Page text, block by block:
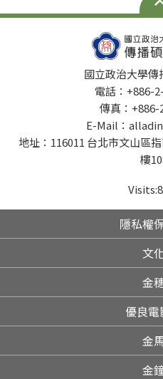
國立政治大學傳
電話：+886-
傳真：+886-
E-Mail：
地址：116011 台北市文山區
樓
Visits:
隱私權
文
金
優良電
金
金